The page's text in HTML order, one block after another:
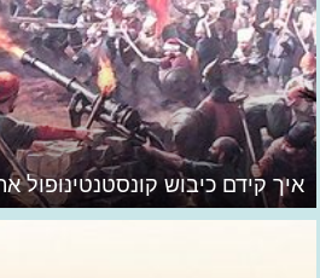
איך קידם כיבוש קונסטנטינופול